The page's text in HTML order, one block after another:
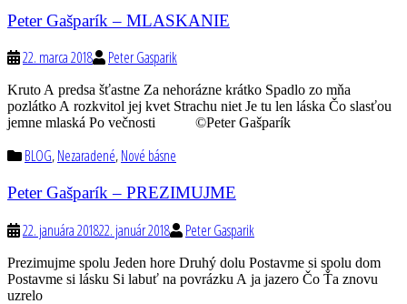
Peter Gašparík – MLASKANIE
22. marca 2018 Peter Gasparik
Kruto A predsa šťastne Za nehorázne krátko Spadlo zo mňa
pozlátko A rozkvitol jej kvet Strachu niet Je tu len láska Čo slasťou
jemne mlaská Po večnosti ©Peter Gašparík
BLOG,Nezaradené,Nové básne
Peter Gašparík – PREZIMUJME
22. januára 201822. január 2018 Peter Gasparik
Prezimujme spolu Jeden hore Druhý dolu Postavme si spolu dom
Postavme si lásku Si labuť na povrázku A ja jazero Čo Ťa znovu
uzrelo